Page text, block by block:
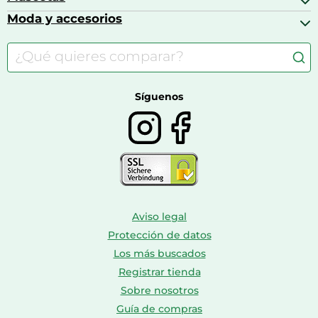
Calzado infantil
Carritos de bebé
Barbies
Consolas
Accesorios para caballos
Comida para perros
Farmacia veterinaria
Moda y accesorios
Accesorios de moda
Bolsos y maletas
Síguenos
Aviso legal
Protección de datos
Los más buscados
Registrar tienda
Sobre nosotros
Guía de compras